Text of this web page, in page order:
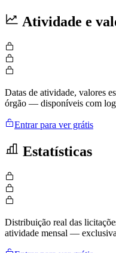
Atividade e
Datas de atividade, valores
órgão — disponíveis com
Entrar para ver grátis
Estatísticas
Distribuição real das
atividade mensal —